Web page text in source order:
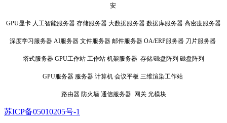
安
GPU显卡 人工智能服务器 存储服务器 大数据服务器 数据库服务器 高密度服务器
深度学习服务器 AI服务器 文件服务器 邮件服务器 OA/ERP服务器 刀片服务器
塔式服务器 GPU工作站 工作站 机架服务器 存储/磁盘阵列 磁盘阵列
GPU服务器 服务器 计算机 会议平板 三维渲染工作站
路由器 防火墙 通信服务器 网关 光模块
苏ICP备05010205号-1